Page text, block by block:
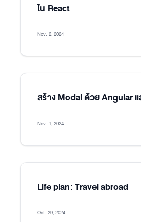
ใน React
Nov. 2, 2024
สร้าง Modal ด้วย Angular
Nov. 1, 2024
Life plan: Travel abroad
Oct. 29, 2024